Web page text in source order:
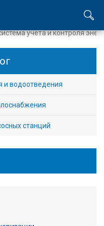
учета и контроля
и водоотведения
станций